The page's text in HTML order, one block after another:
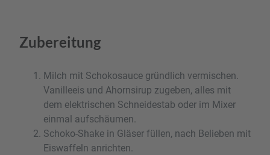
Zubereitung
Milch mit Schokosauce gründlich vermischen.
Vanilleeis und Ahornsirup zugeben, alles mit
dem elektrischen Schneidestab oder im Mixer
einmal aufschäumen.
Schoko-Shake in Gläser füllen, nach Belieben mit
Eiswaffeln anrichten.